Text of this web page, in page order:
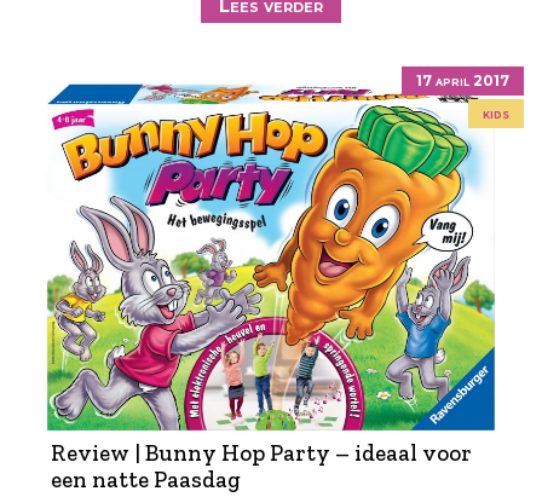
Lees verder
17 april 2017
kids
Review | Bunny Hop Party – ideaal voor
een natte Paasdag